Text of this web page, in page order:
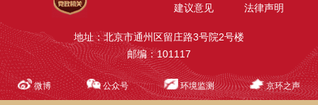
建议意见
法律声明
地址：北京市通州区留庄路3号院2号楼
邮编：101117
微博 公众号 环境监测 京环之声